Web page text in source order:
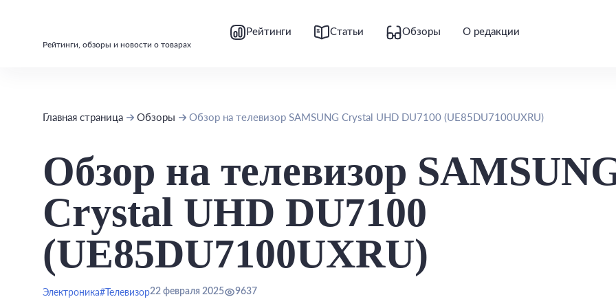
Рейтинги, обзоры и новости о товарах
Рейтинги Статьи Обзоры О редакции
Главная страница Обзоры Обзор на телевизор SAMSUNG Crystal UHD DU7100 (UE85DU7100UXRU)
Обзор на телевизор
Crystal UHD DU7100
(UE85DU7100UXRU)
Электроника#Телевизор22 февраля 2025 9637